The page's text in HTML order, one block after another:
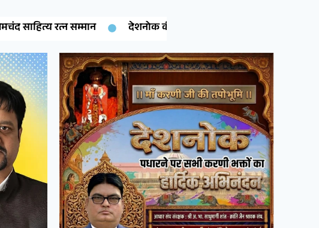
देशनोक की बेटी गरिमा चारण ने रचा इतिहास: कंप्यूटर साइंस में पीएचडी पूरी कर